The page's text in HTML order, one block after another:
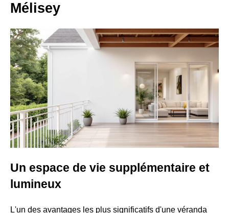
Mélisey
Un espace de vie supplémentaire et
lumineux
L'un des avantages les plus significatifs d'une véranda